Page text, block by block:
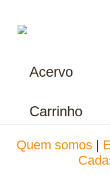
Acervo
Carrinho
Quem somos